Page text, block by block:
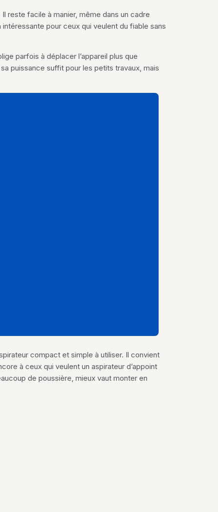
reste facile à manier, même dans un cadre
pour ceux qui veulent du fiable sans
parfois à déplacer l’appareil plus que
puissance suffit pour les petits travaux, mais
compact et simple à utiliser. Il convient
à ceux qui veulent un aspirateur d’appoint
de poussière, mieux vaut monter en